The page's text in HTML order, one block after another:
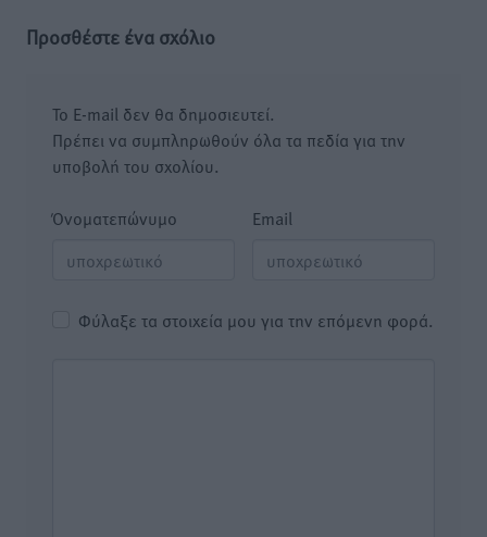
Προσθέστε ένα σχόλιο
Το E-mail δεν θα δημοσιευτεί.
Πρέπει να συμπληρωθούν όλα τα πεδία για την
υποβολή του σχολίου.
Όνοματεπώνυμο Email
Φύλαξε τα στοιχεία μου για την επόμενη φορά.